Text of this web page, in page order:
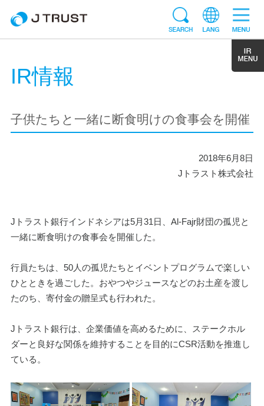
IR情報
子供たちと一緒に断食明けの食事会を開催
2018年6月8日
Jトラスト株式会社
Jトラスト銀行インドネシアは5月31日、Al-Fajr財団の孤児と
一緒に断食明けの食事会を開催した。
行員たちは、50人の孤児たちとイベントプログラムで楽しい
ひとときを過ごした。おやつやジュースなどのお土産を渡し
たのち、寄付金の贈呈式も行われた。
Jトラスト銀行は、企業価値を高めるために、ステークホル
ダーと良好な関係を維持することを目的にCSR活動を推進し
ている。